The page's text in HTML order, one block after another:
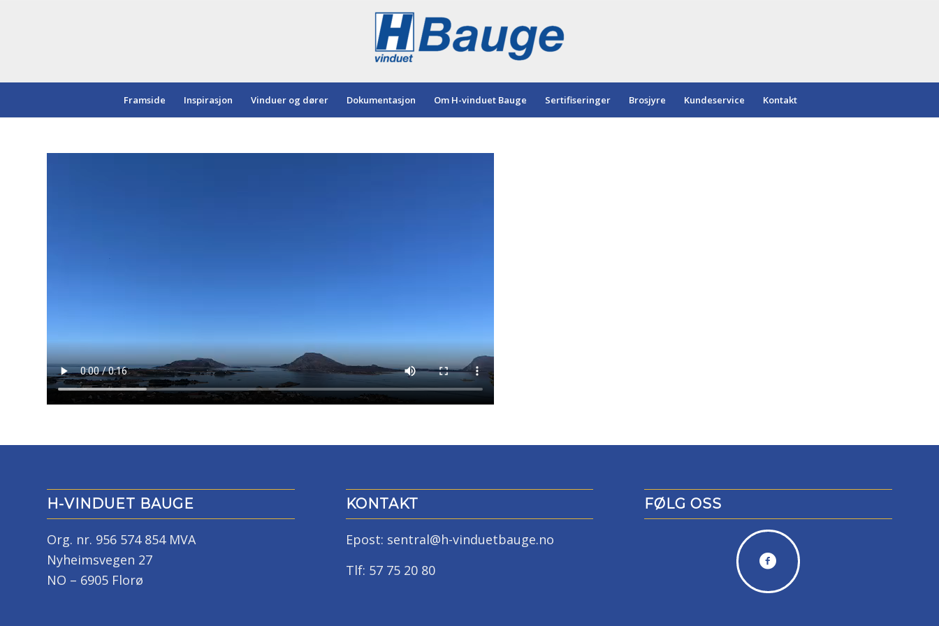
Framside Inspirasjon Vinduer og dører Dokumentasjon Om H-vinduet Bauge Sertifiseringer Brosjyre Kundeservice Kontakt
H-VINDUET BAUGE
Org. nr. 956 574 854 MVA
Nyheimsvegen 27
NO – 6905 Florø
KONTAKT
Epost: sentral@h-vinduetbauge.no
Tlf: 57 75 20 80
FØLG OSS